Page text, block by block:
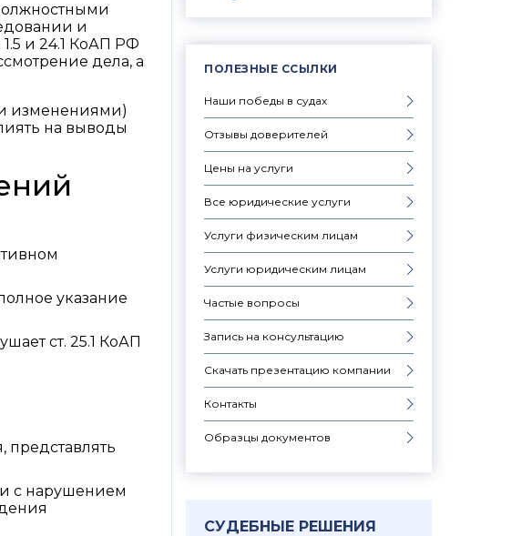
ПОЛЕЗНЫЕ ССЫЛКИ
Наши победы в судах
Отзывы доверителей
Цены на услуги
Все юридические услуги
Услуги физическим лицам
Услуги юридическим лицам
Частые вопросы
Запись на консультацию
Скачать презентацию компании
Контакты
Образцы документов
СУДЕБНЫЕ РЕШЕНИЯ
и
и 24.1 КоАП РФ
дела, а
изменениями)
на выводы
указание
ст. 25.1 КоАП
представлять
с нарушением